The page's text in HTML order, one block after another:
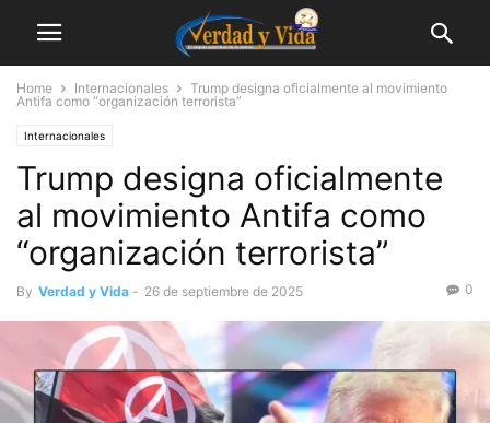
Home Internacionales
Trump designa oficialmente al movimiento
Antifa como “organización terrorista”
Internacionales
Trump designa oficialmente
al movimiento Antifa como
“organización terrorista”
By Verdad y Vida - 26 de septiembre de 2025 0